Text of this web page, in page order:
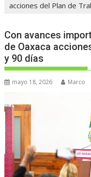
acciones del Plan de
Con avances
de Oaxaca
y 90 días
mayo 18, 2026 Marco